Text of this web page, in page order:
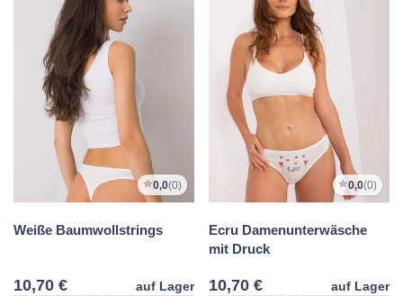
0,0(0)
Weiße Baumwollstrings
10,70 €
auf Lager
0,0(0)
Ecru Damenunterwäsche
mit Druck
10,70 €
auf Lager